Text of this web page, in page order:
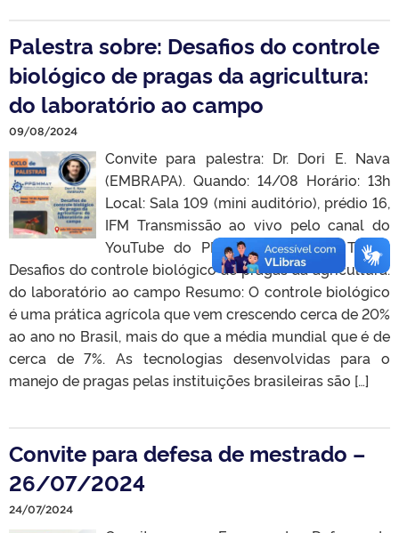
Palestra sobre: Desafios do controle
biológico de pragas da agricultura:
do laboratório ao campo
09/08/2024
Convite para palestra: Dr. Dori E. Nava
(EMBRAPA). Quando: 14/08 Horário: 13h
Local: Sala 109 (mini auditório), prédio 16,
IFM Transmissão ao vivo pelo canal do
YouTube do PPGMMat: YouTube Título:
Desafios do controle biológico de pragas da agricultura:
do laboratório ao campo Resumo: O controle biológico
é uma prática agrícola que vem crescendo cerca de 20%
ao ano no Brasil, mais do que a média mundial que é de
cerca de 7%. As tecnologias desenvolvidas para o
manejo de pragas pelas instituições brasileiras são […]
Convite para defesa de mestrado –
26/07/2024
24/07/2024